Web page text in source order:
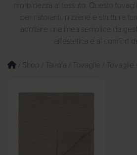
morbidezza al tessuto. Questo
per ristoranti, pizzerie e strutture
adottare una linea semplice da
all’estetica e al comfort
/ Shop / Tavola / Tovaglie / Tovaglie